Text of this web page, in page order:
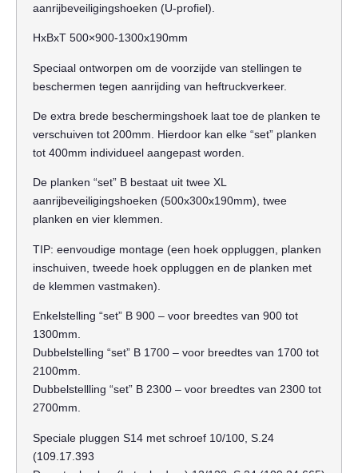
aanrijbeveiligingshoeken (U-profiel).
HxBxT 500×900-1300x190mm
Speciaal ontworpen om de voorzijde van stellingen te
beschermen tegen aanrijding van heftruckverkeer.
De extra brede beschermingshoek laat toe de planken te
verschuiven tot 200mm. Hierdoor kan elke “set” planken
tot 400mm individueel aangepast worden.
De planken “set” B bestaat uit twee XL
aanrijbeveiligingshoeken (500x300x190mm), twee
planken en vier klemmen.
TIP: eenvoudige montage (een hoek oppluggen, planken
inschuiven, tweede hoek oppluggen en de planken met
de klemmen vastmaken).
Enkelstelling “set” B 900 – voor breedtes van 900 tot
1300mm.
Dubbelstelling “set” B 1700 – voor breedtes van 1700 tot
2100mm.
Dubbelstellling “set” B 2300 – voor breedtes van 2300 tot
2700mm.
Speciale pluggen S14 met schroef 10/100, S.24
(109.17.393